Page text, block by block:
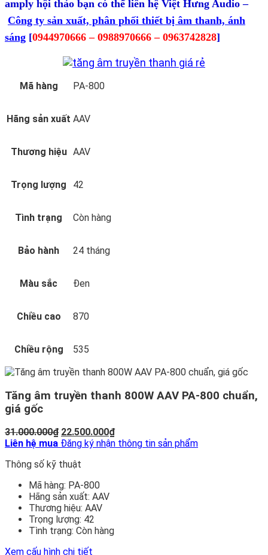
amply hội thảo bạn có thể liên hệ Việt Hưng Audio –
Công ty sản xuất, phân phối thiết bị âm thanh, ánh
sáng [0944970666 – 0988970666 – 0963742828]
Mã hàng PA-800
Hãng sản xuất AAV
Thương hiệu AAV
Trọng lượng 42
Tình trạng Còn hàng
Bảo hành 24 tháng
Màu sắc Đen
Chiều cao 870
Chiều rộng 535
Tăng âm truyền thanh 800W AAV PA-800 chuẩn,
giá gốc
31.000.000₫ Giá
gốc
31.000.000₫.
22.500.000₫Giá
hiện
Liên hệ mua Đăng ký nhận thông tin sản phẩm
Thông số kỹ thuật
Mã hàng: PA-800
Hãng sản xuất: AAV
Thương hiệu: AAV
Trọng lượng: 42
Tình trạng: Còn hàng
Xem cấu hình chi tiết